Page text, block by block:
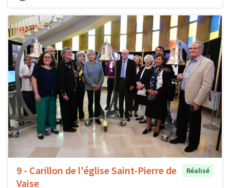
9 - Carillon de l'église Saint-Pierre de
Vaise
Réalisé